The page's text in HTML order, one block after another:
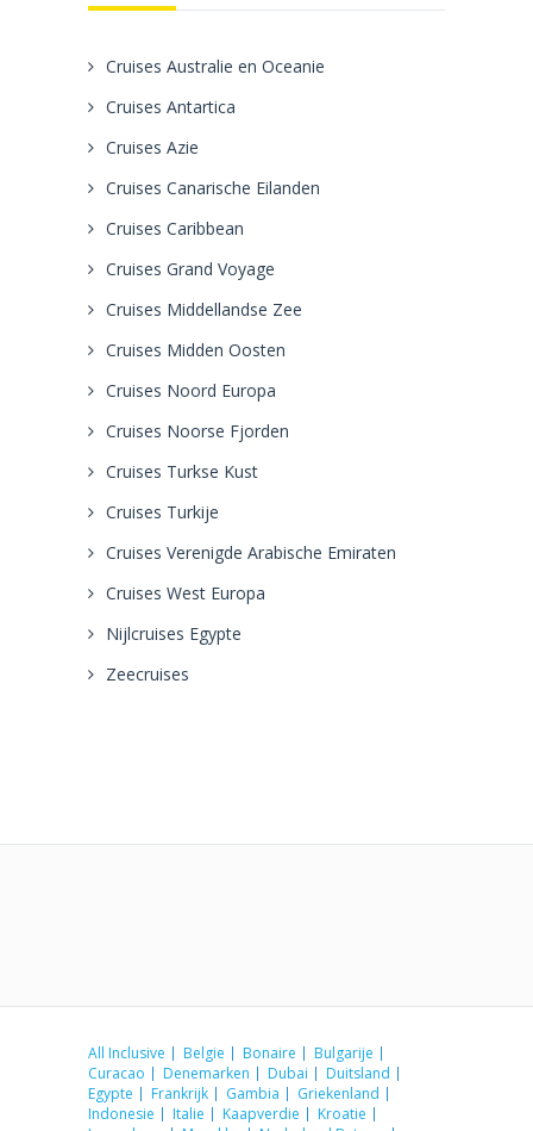
Cruises Australie en Oceanie
Cruises Antartica
Cruises Azie
Cruises Canarische Eilanden
Cruises Caribbean
Cruises Grand Voyage
Cruises Middellandse Zee
Cruises Midden Oosten
Cruises Noord Europa
Cruises Noorse Fjorden
Cruises Turkse Kust
Cruises Turkije
Cruises Verenigde Arabische Emiraten
Cruises West Europa
Nijlcruises Egypte
Zeecruises
All Inclusive Belgie Bonaire
Bulgarije
Curacao
Denemarken Dubai
Duitsland
Egypte
Frankrijk Gambia
Griekenland
Indonesie
Italie Kaapverdie
Kroatie